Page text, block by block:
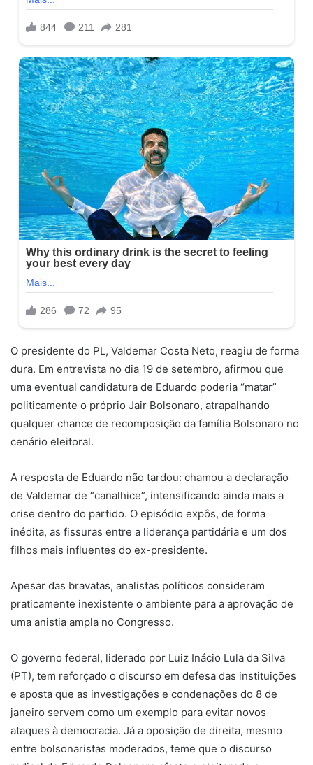
O presidente do PL, Valdemar Costa Neto, reagiu de forma
dura. Em entrevista no dia 19 de setembro, afirmou que
uma eventual candidatura de Eduardo poderia “matar”
politicamente o próprio Jair Bolsonaro, atrapalhando
qualquer chance de recomposição da família Bolsonaro no
cenário eleitoral.
A resposta de Eduardo não tardou: chamou a declaração
de Valdemar de “canalhice”, intensificando ainda mais a
crise dentro do partido. O episódio expôs, de forma
inédita, as fissuras entre a liderança partidária e um dos
filhos mais influentes do ex-presidente.
Apesar das bravatas, analistas políticos consideram
praticamente inexistente o ambiente para a aprovação de
uma anistia ampla no Congresso.
O governo federal, liderado por Luiz Inácio Lula da Silva
(PT), tem reforçado o discurso em defesa das instituições
e aposta que as investigações e condenações do 8 de
janeiro servem como um exemplo para evitar novos
ataques à democracia. Já a oposição de direita, mesmo
entre bolsonaristas moderados, teme que o discurso